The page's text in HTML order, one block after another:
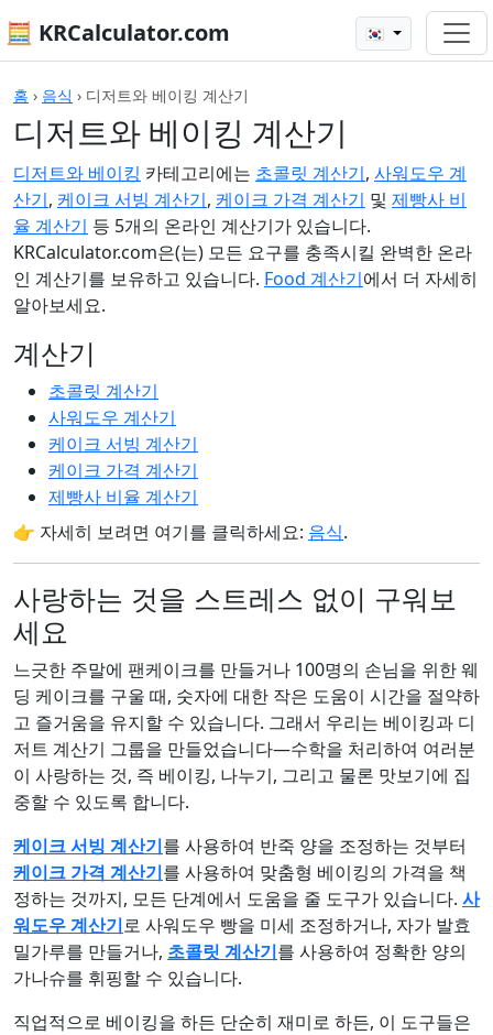
🧮 KRCalculator.com 🇰🇷
홈 › 음식 › 디저트와 베이킹 계산기
디저트와 베이킹 계산기
디저트와 베이킹 카테고리에는 초콜릿 계산기, 사워도우 계
산기, 케이크 서빙 계산기, 케이크 가격 계산기 및 제빵사 비
율 계산기 등 5개의 온라인 계산기가 있습니다.
KRCalculator.com은(는) 모든 요구를 충족시킬 완벽한 온라
인 계산기를 보유하고 있습니다. Food 계산기에서 더 자세히
알아보세요.
계산기
초콜릿 계산기
사워도우 계산기
케이크 서빙 계산기
케이크 가격 계산기
제빵사 비율 계산기
👉 자세히 보려면 여기를 클릭하세요: 음식.
사랑하는 것을 스트레스 없이 구워보
세요
느긋한 주말에 팬케이크를 만들거나 100명의 손님을 위한 웨
딩 케이크를 구울 때, 숫자에 대한 작은 도움이 시간을 절약하
고 즐거움을 유지할 수 있습니다. 그래서 우리는 베이킹과 디
저트 계산기 그룹을 만들었습니다—수학을 처리하여 여러분
이 사랑하는 것, 즉 베이킹, 나누기, 그리고 물론 맛보기에 집
중할 수 있도록 합니다.
케이크 서빙 계산기를 사용하여 반죽 양을 조정하는 것부터
케이크 가격 계산기를 사용하여 맞춤형 베이킹의 가격을 책
정하는 것까지, 모든 단계에서 도움을 줄 도구가 있습니다. 사
워도우 계산기로 사워도우 빵을 미세 조정하거나, 자가 발효
밀가루를 만들거나, 초콜릿 계산기를 사용하여 정확한 양의
가나슈를 휘핑할 수 있습니다.
직업적으로 베이킹을 하든 단순히 재미로 하든, 이 도구들은